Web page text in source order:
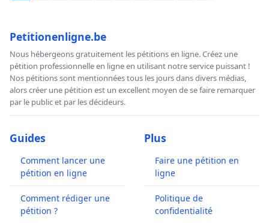
Petitionenligne.be
Nous hébergeons gratuitement les pétitions en ligne. Créez une
pétition professionnelle en ligne en utilisant notre service puissant !
Nos pétitions sont mentionnées tous les jours dans divers médias,
alors créer une pétition est un excellent moyen de se faire remarquer
par le public et par les décideurs.
Guides
Comment lancer une
pétition en ligne
Comment rédiger une
pétition ?
Plus
Faire une pétition en
ligne
Politique de
confidentialité